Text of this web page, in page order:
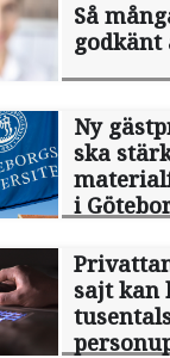
Så
godkänt
Ny
ska
i
sajt kan